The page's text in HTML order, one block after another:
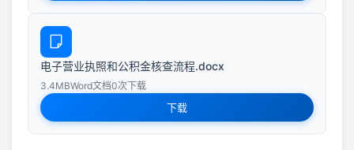
电子营业执照和公积金核查流程.docx
3.4MBWord文档0次下载
下载